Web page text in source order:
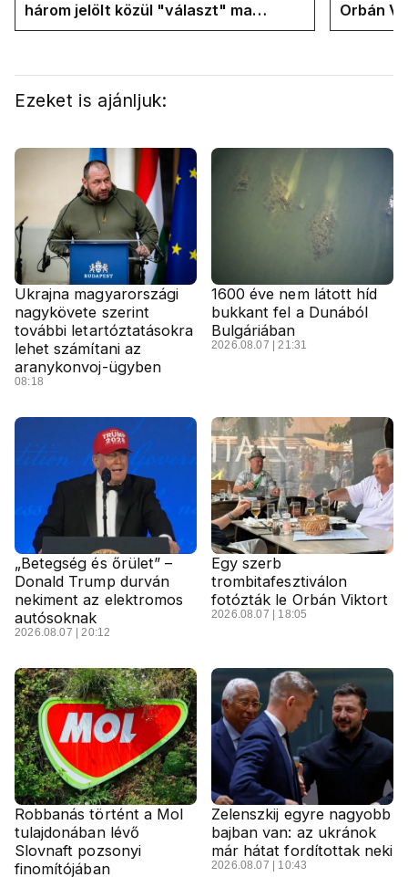
három jelölt közül "választ" ma
államfőt a Tisza-frakció
Orbán
felelős a
Ezeket is ajánljuk:
Ukrajna magyarországi
nagykövete szerint
további letartóztatásokra
lehet számítani az
aranykonvoj-ügyben
08:18
1600 éve nem látott híd
bukkant fel a Dunából
Bulgáriában
2026.08.07 | 21:31
„Betegség és őrület” –
Donald Trump durván
nekiment az elektromos
autósoknak
2026.08.07 | 20:12
Egy szerb
trombitafesztiválon
fotózták le Orbán Viktort
2026.08.07 | 18:05
Robbanás történt a Mol
tulajdonában lévő
Slovnaft pozsonyi
finomítójában
Zelenszkij egyre nagyobb
bajban van: az ukránok
már hátat fordítottak neki
2026.08.07 | 10:43